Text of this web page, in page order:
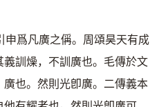
申爲凡廣之偁。周頌昊天有成
訓燥，不訓廣也。毛傳於文
也。然則光卽廣。二傳義本